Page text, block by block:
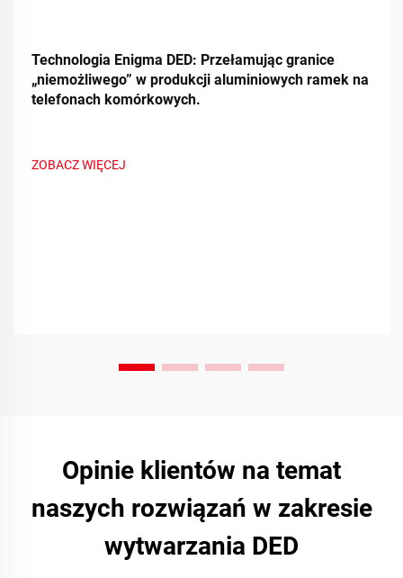
Technologia Enigma DED: Przełamując granice
„niemożliwego” w produkcji aluminiowych ramek na
telefonach komórkowych.
ZOBACZ WIĘCEJ
Opinie klientów na temat
naszych rozwiązań w zakresie
wytwarzania DED